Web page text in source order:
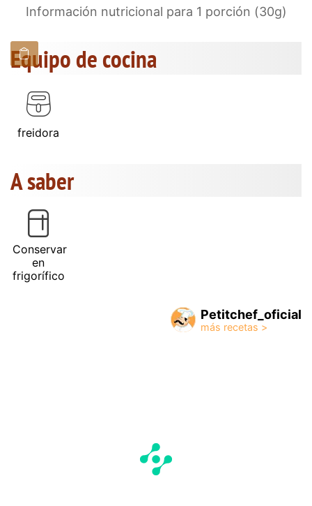
Información nutricional para 1 porción (30g)
Equipo de cocina
freidora
A saber
Conservar
en
frigorífico
Petitchef_oficial